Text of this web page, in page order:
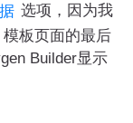
选项，因为我
板页面的最后
Builder显示